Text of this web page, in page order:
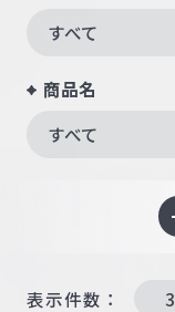
すべて
商品名
すべて
表示件数：